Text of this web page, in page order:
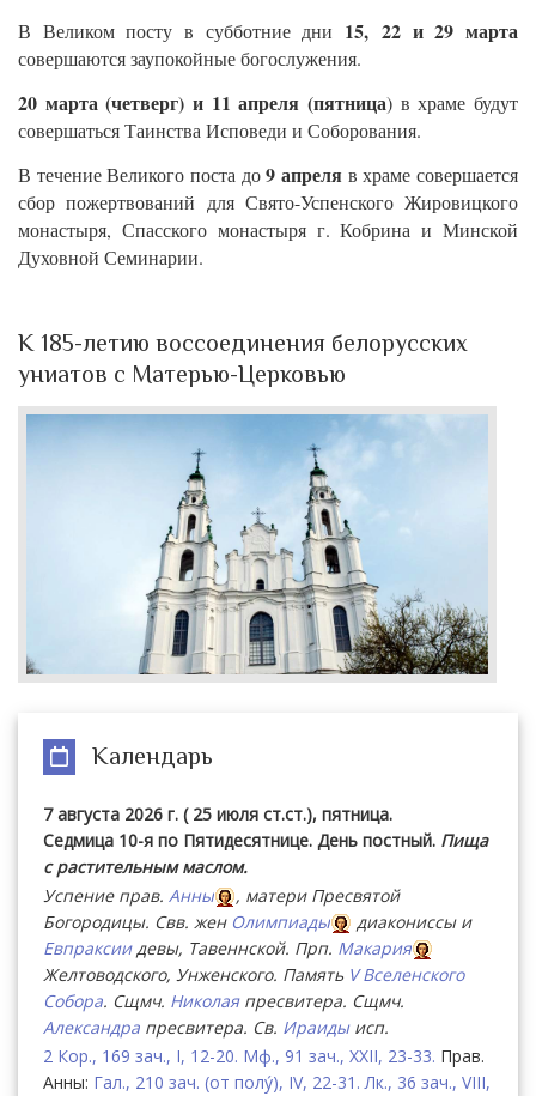
В Великом посту в субботние дни 15, 22 и 29 марта
совершаются заупокойные богослужения.
20 марта (четверг) и 11 апреля (пятница) в храме будут
совершаться Таинства Исповеди и Соборования.
В течение Великого поста до9 апреля в храме совершается
сбор пожертвований для Свято-Успенского Жировицкого
монастыря, Спасского монастыря г. Кобрина и Минской
Духовной Семинарии.
К 185-летию воссоединения белорусских
униатов с Матерью-Церковью
Календарь
7 августа 2026 г. ( 25 июля ст.ст.), пятница.
Седмица 10-я по Пятидесятнице. День постный. Пища
с растительным маслом.
Успение прав. Анны
, матери Пресвятой
Богородицы. Свв. жен Олимпиады
диакониссы и
Евпраксиидевы, Тавеннской. Прп. Макария
Желтоводского, Унженского. Память V Вселенского
Собора. Сщмч. Николаяпресвитера. Сщмч.
Александра пресвитера. Св. Ираидыисп.
2 Кор., 169 зач., I, 12-20. Мф., 91 зач., XXII, 23-33. Прав.
Анны: Гал., 210 зач. (от полу́), IV, 22-31. Лк., 36 зач., VIII,